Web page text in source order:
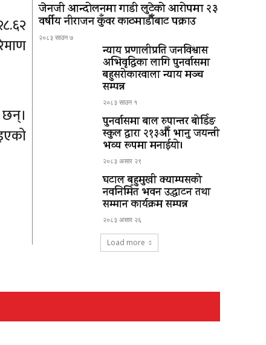
जेनजी आन्दोलनमा गाडी लुटेको आरोपमा २३
वर्षीय नीराजन कुँवर काठमाडौँबाट पक्राउ
२०८३ साउन ७
न्याय प्रणालीप्रति जनविश्वास
अभिवृद्धिका लागि पुनर्वासमा
बहुसरोकारवाला न्याय मञ्च
सम्पन्न
२०८३ साउन १
पुनर्वासमा बाल रुपान्तर बोर्डिङ
स्कुल द्धारा २१३औँ भानु जयन्ती
भव्य रूपमा मनाईयो।
२०८३ असार २९
घटाल बहुमुखी क्याम्पसको
नवनिर्मित भवन उद्घाटन तथा
सम्मान कार्यक्रम सम्पन्न
२०८३ असार २६
Load more